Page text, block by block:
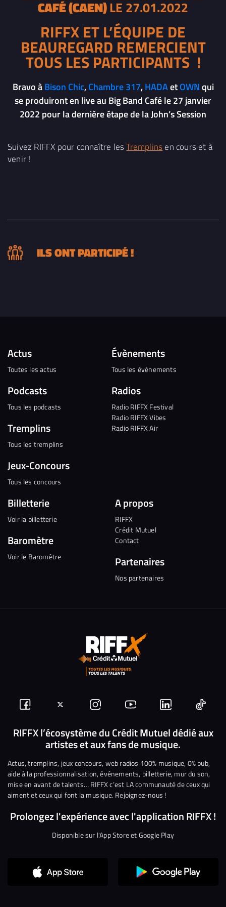
CAFÉ (CAEN)LE 27.01.2022
RIFFX ET L’ÉQUIPE DE
BEAUREGARD REMERCIENT
TOUS LES PARTICIPANTS !
Bravo àBison Chic,Chambre 317,HADAetOWNqui
se produiront en live au Big Band Café le 27 janvier
2022 pour la dernière étape de la John’s Session
Suivez RIFFX pour connaître lesTremplins en cours et à
venir !
ILS ONT PARTICIPÉ !
Actus
Toutes les actus
Podcasts
Tous les podcasts
Tremplins
Tous les tremplins
Jeux-Concours
Tous les concours
Évènements
Tous les évènements
Radios
Radio RIFFX Festival
Radio RIFFX Vibes
Radio RIFFX Air
Billetterie
Voir la billetterie
Baromètre
Voir le Baromètre
A propos
RIFFX
Crédit Mutuel
Contact
Partenaires
Nos partenaires
Suivez-
nous
Facebook
Suivez-
nous
sur
Twitter
Nous
rejoindre
sur
Instagram
Nous
rejoindre
sur
YouTube
Nous
rejoindre
sur
Linkedin
Nous
RIFFX l’écosystème du Crédit Mutuel dédié aux
artistes et aux fans de musique.
Actus, tremplins, jeux concours, web radios 100% musique, 0% pub,
aide à la professionnalisation, événements, billetterie, mur du son,
mise en avant de talents… RIFFX c’est LA communauté de ceux qui
aiment et ceux qui font la musique. Rejoignez-nous !
Prolongez l'expérience avec l'application RIFFX !
Disponible sur l'App Store et Google Play